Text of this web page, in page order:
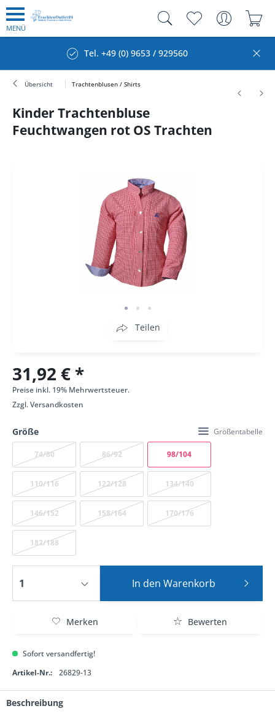
MENÜ
Tel. +49 (0) 9653 / 929560
Übersicht Trachtenblusen / Shirts
Kinder Trachtenbluse
Feuchtwangen rot OS Trachten
Teilen
31,92 € *
Preise inkl. 19% Mehrwertsteuer.
Zzgl.Versandkosten
Größe Größentabelle
74/80 86/92 98/104
110/116 122/128 134/140
146/152 158/164 170/176
182/188
In den Warenkorb
Merken Bewerten
Sofort versandfertig!
Artikel-Nr.:
26829-13
Beschreibung